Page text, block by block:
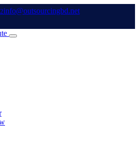
info@outsourcingbd.net